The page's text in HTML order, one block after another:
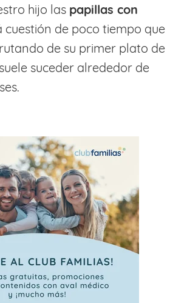
hijo las papillas con
cuestión de poco tiempo que
de su primer plato de
suceder alrededor de